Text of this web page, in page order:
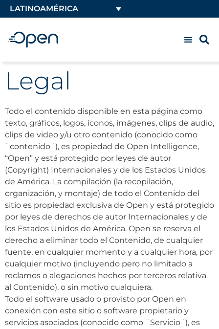
LATINOAMÉRICA
Legal
Todo el contenido disponible en esta página como
texto, gráficos, logos, íconos, imágenes, clips de audio,
clips de video y/u otro contenido (conocido como
¨contenido¨), es propiedad de Open Intelligence,
“Open” y está protegido por leyes de autor
(Copyright) Internacionales y de los Estados Unidos
de América. La compilación (la recopilación,
organización, y montaje) de todo el Contenido del
sitio es propiedad exclusiva de Open y está protegido
por leyes de derechos de autor Internacionales y de
los Estados Unidos de América. Open se reserva el
derecho a eliminar todo el Contenido, de cualquier
fuente, en cualquier momento y a cualquier hora, por
cualquier motivo (incluyendo pero no limitado a
reclamos o alegaciones hechos por terceros relativa
al Contenido), o sin motivo cualquiera.
Todo el software usado o provisto por Open en
conexión con este sitio o software propietario y
servicios asociados (conocido como ¨Servicio¨), es